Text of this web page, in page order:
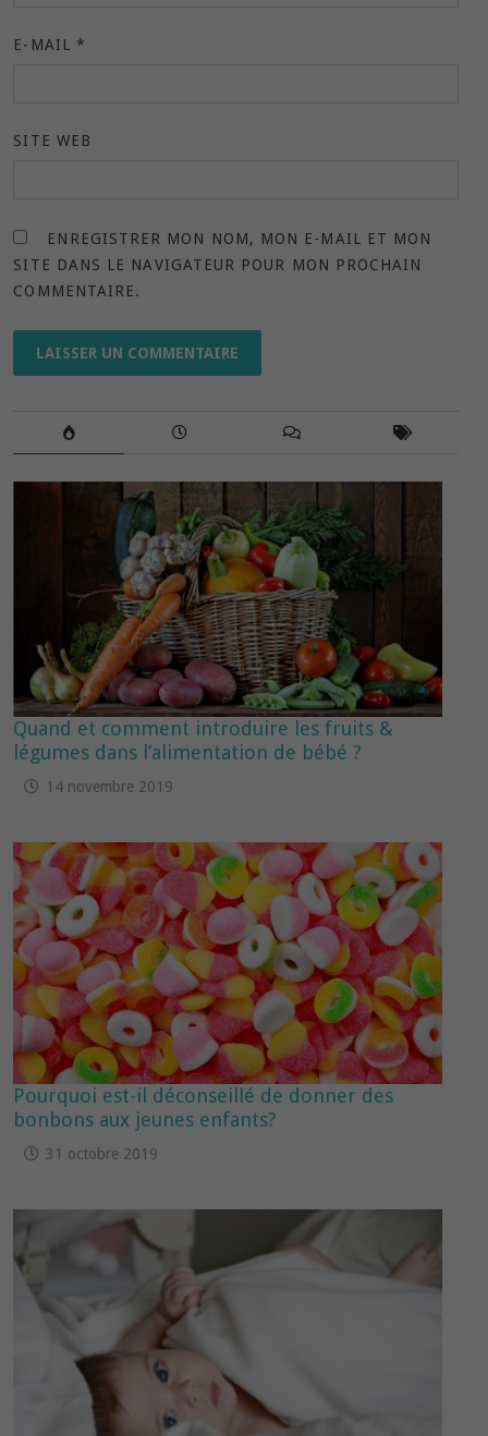
E-MAIL *
SITE WEB
ENREGISTRER MON NOM, MON E-MAIL ET MON
SITE DANS LE NAVIGATEUR POUR MON PROCHAIN
COMMENTAIRE.
Quand et comment introduire les fruits &
légumes dans l’alimentation de bébé ?
14 novembre 2019
Pourquoi est-il déconseillé de donner des
bonbons aux jeunes enfants?
31 octobre 2019